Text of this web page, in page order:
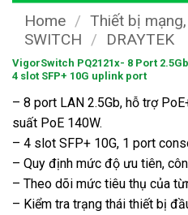
Home / Thiết bị
SWITCH / DRAYTEK
VigorSwitch PQ2121x- 8 Port
4 slot SFP+ 10G uplink port
– 8 port LAN 2.5Gb, hỗ trợ
suất PoE 140W.
– 4 slot SFP+ 10G, 1 port
– Quy định mức độ ưu tiên,
– Theo dõi mức tiêu thụ của
– Kiểm tra trạng thái thiết bị